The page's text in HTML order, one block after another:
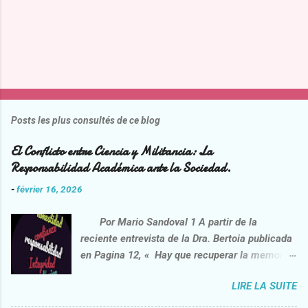
Posts les plus consultés de ce blog
El Conflicto entre Ciencia y Militancia: La
Responsabilidad Académica ante la Sociedad.
-février 16, 2026
Por Mario Sandoval 1 A partir de la
reciente entrevista de la Dra. Bertoia publicada
en Pagina 12, « Hay que recuperar la memoria
https://www.pagina12.com.ar/2026/02/06/danie
l-feierstein-hay-que-recuperar-la-memoria-de-
LIRE LA SUITE